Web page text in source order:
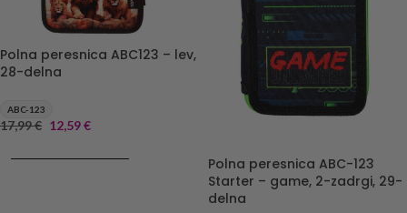
Polna peresnica ABC123 – lev,
28-delna
ABC-123
17,99€ 12,59€
Polna peresnica ABC-123
Starter – game, 2-zadrgi, 29-
delna